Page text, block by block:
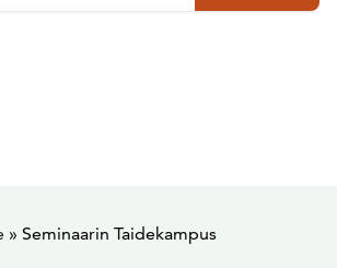
» Seminaarin Taidekampus